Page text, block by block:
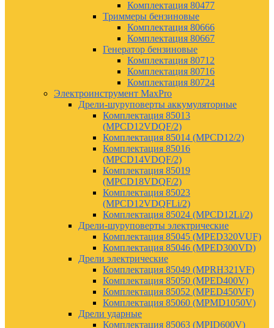
Комплектация 80477
Триммеры бензиновые
Комплектация 80666
Комплектация 80667
Генератор бензиновые
Комплектация 80712
Комплектация 80716
Комплектация 80724
Электроинструмент MaxPro
Дрели-шуруповерты аккумуляторные
Комплектация 85013
(MPCD12VDQF/2)
Комплектация 85014 (MPCD12/2)
Комплектация 85016
(MPCD14VDQF/2)
Комплектация 85019
(MPCD18VDQF/2)
Комплектация 85023
(MPCD12VDQFLi/2)
Комплектация 85024 (MPCD12Li/2)
Дрели-шуруповерты электрические
Комплектация 85045 (MPED320VUF)
Комплектация 85046 (MPED300VD)
Дрели электрические
Комплектация 85049 (MPRH321VF)
Комплектация 85050 (MPED400V)
Комплектация 85052 (MPED450VF)
Комплектация 85060 (MPMD1050V)
Дрели ударные
Комплектация 85063 (MPID600V)